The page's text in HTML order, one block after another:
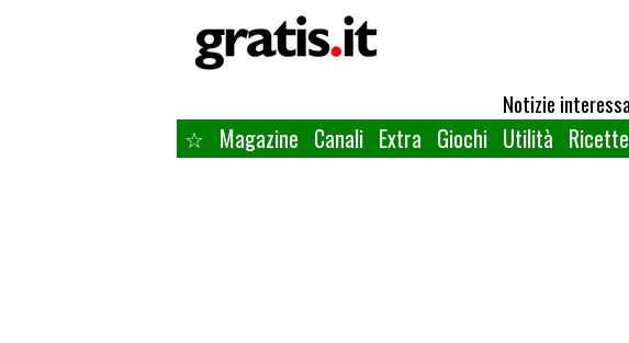
Notizie
☆ Magazine Canali Extra Giochi Utilità Ricette